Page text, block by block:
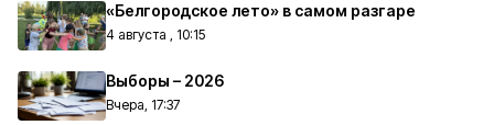
«Белгородское лето» в самом разгаре
4 августа , 10:15
Выборы – 2026
Вчера, 17:37